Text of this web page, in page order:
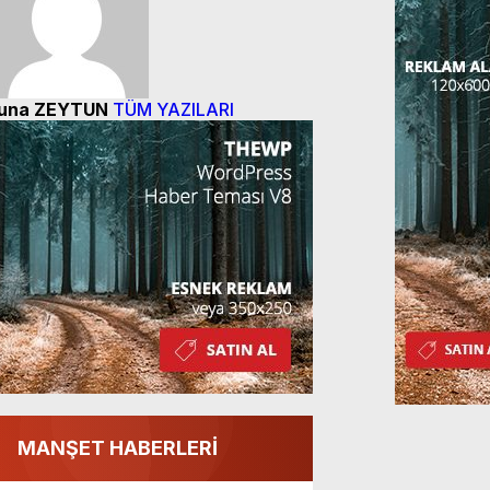
ZEYTUN TÜM YAZILARI
MANŞET HABERLERİ